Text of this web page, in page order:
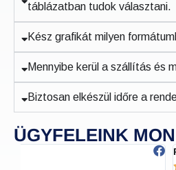
táblázatban tudok választani.
Kész grafikát milyen
Mennyibe kerül a szállítás és
Biztosan elkészül időre a
ÜGYFELEINK